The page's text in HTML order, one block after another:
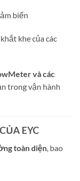
biến
khe của các
và các
trong vận hành
EYC
toàn diện , bao